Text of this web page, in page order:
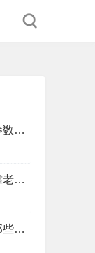
开关设备选型，别再被参数表忽悠了——二十年老电气工的真心话
变压器在线监测：还在靠老师傅“望闻问切”？该醒醒了
发电机选型翻车实录：那些年我们踩过的坑，你别再踩了